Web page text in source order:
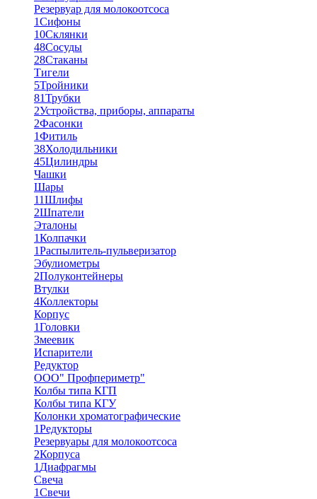
Резервуар для молокоотсоса
1Сифоны
10Склянки
48Сосуды
28Стаканы
Тигели
5Тройники
81Трубки
2Устройства, приборы, аппараты
2Фасонки
1Фитиль
38Холодильники
45Цилиндры
Чашки
Шары
11Шлифы
2Шпатели
Эталоны
1Колпачки
1Распылитель-пульверизатор
Эбулиометры
2Полуконтейнеры
Втулки
4Коллекторы
Корпус
1Головки
Змеевик
Испарители
Редуктор
ООО" Профпериметр"
Колбы типа КГП
Колбы типа КГУ
Колонки хроматографические
1Редукторы
Резервуары для молокоотсоса
2Корпуса
1 Диафрагмы
Свеча
1Свечи